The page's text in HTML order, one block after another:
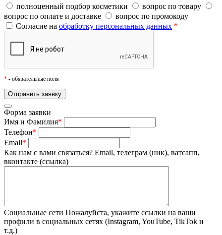
полноценный подбор косметики
вопрос по товару
вопрос по оплате и доставке
вопрос по промокоду
Согласие на обработку персональных данных *
* - обязательные поля
Форма заявки
Имя и Фамилия*
Телефон*
Email*
Как нам с вами связаться? Email, телеграм (ник), ватсапп,
вконтакте (ссылка)
Социальные сети Пожалуйста, укажите ссылки на ваши
профили в социальных сетях (Instagram, YouTube, TikTok и
т.д.)